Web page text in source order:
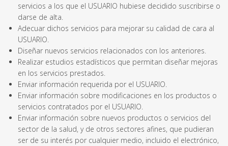
servicios a los que el USUARIO hubiese decidido suscribirse o
darse de alta.
Adecuar dichos servicios para mejorar su calidad de cara al
USUARIO.
Diseñar nuevos servicios relacionados con los anteriores.
Realizar estudios estadísticos que permitan diseñar mejoras
en los servicios prestados.
Enviar información requerida por el USUARIO.
Enviar información sobre modificaciones en los productos o
servicios contratados por el USUARIO.
Enviar información sobre nuevos productos o servicios del
sector de la salud, y de otros sectores afines, que pudieran
ser de su interés por cualquier medio, incluido el electrónico,